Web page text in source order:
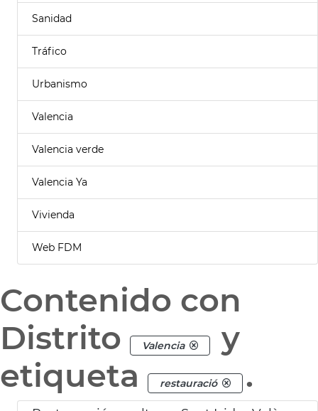
Sanidad
Tráfico
Urbanismo
Valencia
Valencia verde
Valencia Ya
Vivienda
Web FDM
Contenido con
Distrito
Valencia
y
etiqueta
restauració .